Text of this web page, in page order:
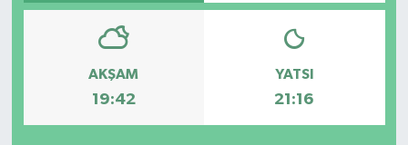
AKŞAM
19:42
YATSI
21:16